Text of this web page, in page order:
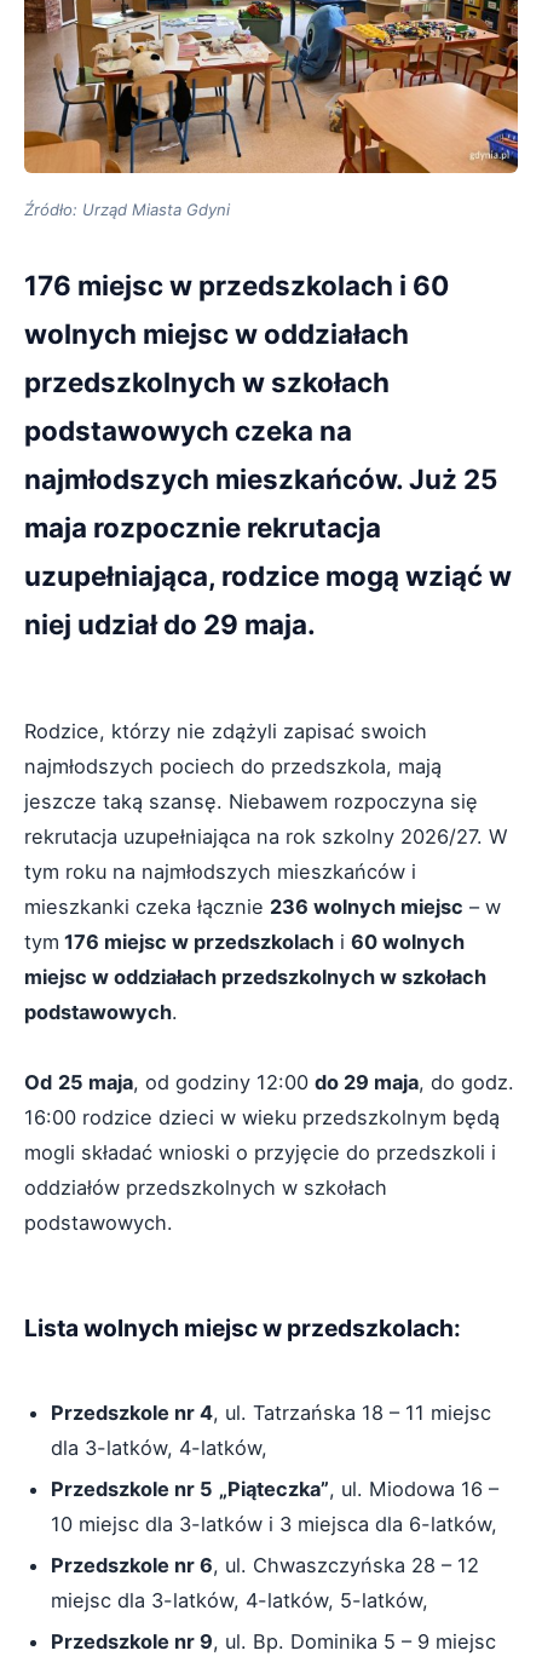
Źródło: Urząd Miasta Gdyni
176 miejsc w przedszkolach i 60
wolnych miejsc w oddziałach
przedszkolnych w szkołach
podstawowych czeka na
najmłodszych mieszkańców. Już 25
maja rozpocznie rekrutacja
uzupełniająca, rodzice mogą wziąć w
niej udział do 29 maja.
Rodzice, którzy nie zdążyli zapisać swoich
najmłodszych pociech do przedszkola, mają
jeszcze taką szansę. Niebawem rozpoczyna się
rekrutacja uzupełniająca na rok szkolny 2026/27. W
tym roku na najmłodszych mieszkańców i
mieszkanki czeka łącznie 236 wolnych miejsc – w
tym 176 miejsc w przedszkolach i 60 wolnych
miejsc w oddziałach przedszkolnych w szkołach
podstawowych.
Od 25 maja, od godziny 12:00 do 29 maja, do godz.
16:00 rodzice dzieci w wieku przedszkolnym będą
mogli składać wnioski o przyjęcie do przedszkoli i
oddziałów przedszkolnych w szkołach
podstawowych.
Lista wolnych miejsc w przedszkolach:
Przedszkole nr 4, ul. Tatrzańska 18 – 11 miejsc
dla 3-latków, 4-latków,
Przedszkole nr 5 „Piąteczka”, ul. Miodowa 16 –
10 miejsc dla 3-latków i 3 miejsca dla 6-latków,
Przedszkole nr 6, ul. Chwaszczyńska 28 – 12
miejsc dla 3-latków, 4-latków, 5-latków,
Przedszkole nr 9, ul. Bp. Dominika 5 – 9 miejsc